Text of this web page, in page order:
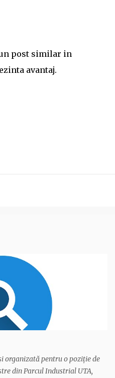
post similar in
avantaj.
organizată pentru o poziție de
din Parcul Industrial UTA,